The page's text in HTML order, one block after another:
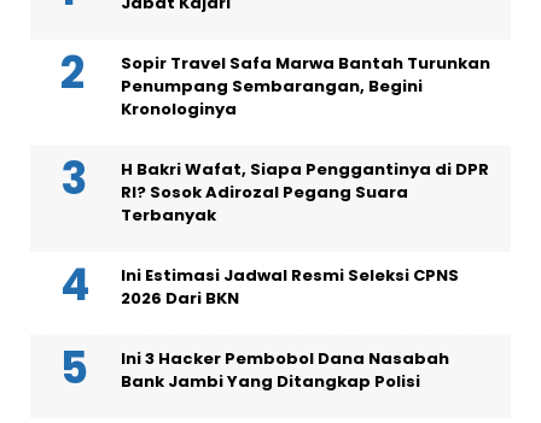
Sopir Travel Safa Marwa Bantah Turunkan
Penumpang Sembarangan, Begini
Kronologinya
H Bakri Wafat, Siapa Penggantinya di DPR
RI? Sosok Adirozal Pegang Suara
Terbanyak
Ini Estimasi Jadwal Resmi Seleksi CPNS
2026 Dari BKN
Ini 3 Hacker Pembobol Dana Nasabah
Bank Jambi Yang Ditangkap Polisi